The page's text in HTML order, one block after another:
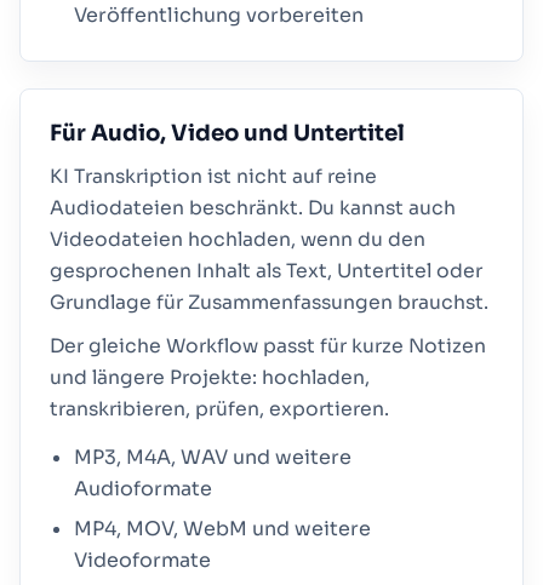
Veröffentlichung vorbereiten
Für Audio, Video und Untertitel
KI Transkription ist nicht auf reine
Audiodateien beschränkt. Du kannst auch
Videodateien hochladen, wenn du den
gesprochenen Inhalt als Text, Untertitel oder
Grundlage für Zusammenfassungen brauchst.
Der gleiche Workflow passt für kurze Notizen
und längere Projekte: hochladen,
transkribieren, prüfen, exportieren.
MP3, M4A, WAV und weitere
Audioformate
MP4, MOV, WebM und weitere
Videoformate